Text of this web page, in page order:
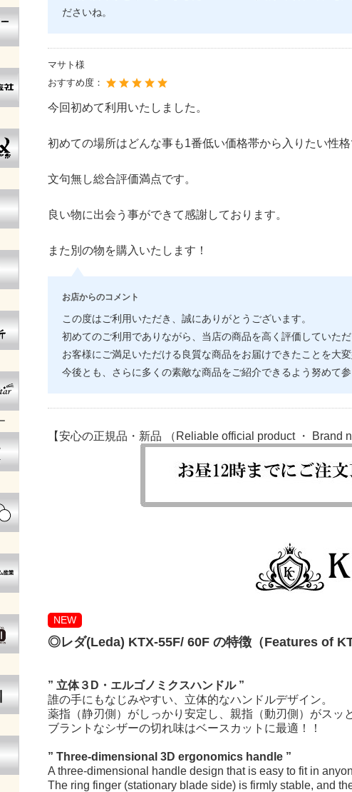
ださいね。
マサト様
おすすめ度：
今回初めて利用いたしました。
初めての場所はどんな事も1番低い価格帯から入りたい性格
文句無し総合評価満点です。
良い物に出会う事ができて感謝しております。
また別の物を購入いたします！
お店からのコメント
この度はご利用いただき、誠にありがとうございます。
初めてのご利用でありながら、当店の商品を高く評価していた
お客様にご満足いただける良質な商品をお届けできたことを大変
今後とも、さらに多くの素敵な商品をご紹介できるよう努めて
【安心の正規品・新品 （Reliable official product ・ Brand
NEW
◎レダ(Leda) KTX-55F/ 60F の特徴（Features of
” 立体３D・エルゴノミクスハンドル ”
誰の手にもなじみやすい、立体的なハンドルデザイン。
薬指（静刃側）がしっかり安定し、親指（動刃側）がスッ
ブラントなシザーの切れ味はベースカットに最適！！
” Three-dimensional 3D ergonomics handle ”
A three-dimensional handle design that is easy to fit in
The ring finger (stationary blade side) is firmly stable, and